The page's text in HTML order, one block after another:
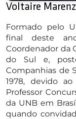
Voltaire
Formado pelo
final deste
Coordenador da
do Sul e,
Companhias de
1978, devido
Professor
da UNB em
quando